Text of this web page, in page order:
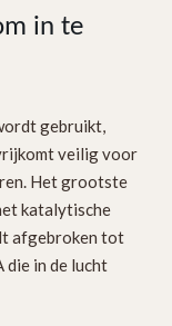
in te
gebruikt,
veilig voor
Het grootste
katalytische
afgebroken tot
die in de lucht